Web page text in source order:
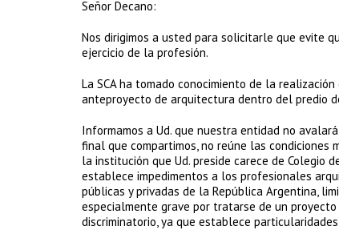
Señor Decano:
Nos dirigimos a usted para solicitarle que evite
ejercicio de la profesión.
La SCA ha tomado conocimiento de la
anteproyecto de arquitectura dentro del predio
Informamos a Ud. que nuestra entidad no
final que compartimos, no reúne las condiciones
la institución que Ud. preside carece de Colegio
establece impedimentos a los profesionales
públicas y privadas de la República Argentina,
especialmente grave por tratarse de un
discriminatorio, ya que establece